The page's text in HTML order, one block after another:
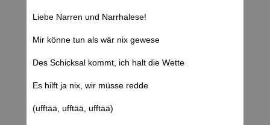
Liebe Narren und Narrhalese!
Mir könne tun als wär nix gewese
Des Schicksal kommt, ich halt die Wette
Es hilft ja nix, wir müsse redde
(ufftää, ufftää, ufftää)